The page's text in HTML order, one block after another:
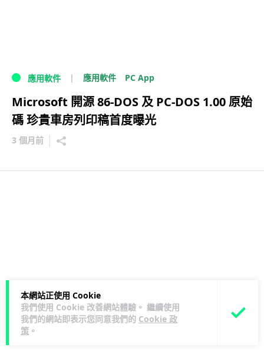
本網站正使用 Cookie
我們使用 Cookie 改善網站體驗。 繼續使用
我們的網站即表示您同意我們的 Cookie 政
策 。
應用軟件 應用軟件 PC App
Microsoft 開源 86-DOS 及 PC-DOS 1.00 原始
碼 珍貴車房列印稿首度曝光
3 個月前